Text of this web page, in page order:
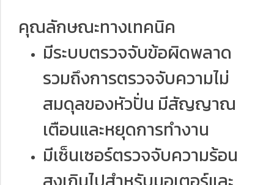
คุณลักษณะทางเทคนิค
มีระบบตรวจจับข้อผิดพลาด
รวมถึงการตรวจจับความไม่
สมดุลของหัวปั่น มีสัญญาณ
เตือนและหยุดการทำงาน
มีเซ็นเซอร์ตรวจจับความร้อน